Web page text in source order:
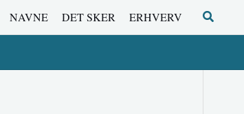
NAVNE DET SKER ERHVERV Søg